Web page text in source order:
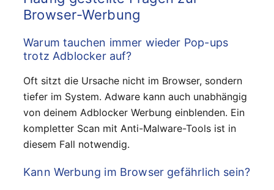
Browser-Werbung
Warum tauchen immer wieder Pop-ups
trotz Adblocker auf?
Oft sitzt die Ursache nicht im Browser, sondern
tiefer im System. Adware kann auch unabhängig
von deinem Adblocker Werbung einblenden. Ein
kompletter Scan mit Anti-Malware-Tools ist in
diesem Fall notwendig.
Kann Werbung im Browser gefährlich sein?